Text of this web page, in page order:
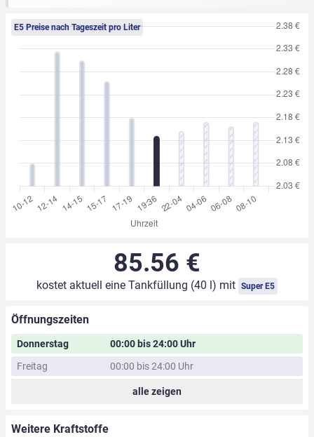
E5 Preise nach Tageszeit pro Liter
85.56 €
kostet aktuell eine Tankfüllung (40 l) mit Super E5
Öffnungszeiten
Donnerstag
00:00 bis 24:00 Uhr
Freitag
00:00 bis 24:00 Uhr
alle zeigen
Weitere Kraftstoffe